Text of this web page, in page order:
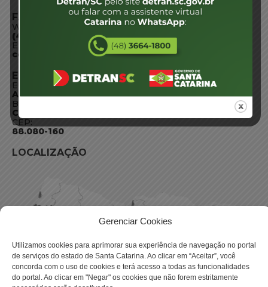
Gerenciar Cookies
Utilizamos cookies para aprimorar sua experiência de navegação no portal
de serviços do estado de Santa Catarina. Ao clicar em “Aceitar”, você
concorda com o uso de cookies e terá acesso a todas as funcionalidades
do portal. Ao clicar em "Negar" os cookies que não forem estritamente
FALE CONOSCO
WhatsApp:
(48) 3664-1800
E-mail:
centraldeinformacoes@detran.sc.gov.br
ENDEREÇO
Endereço:
Av. Almirante Tamandaré - 480
Bairro:
Coqueiros, Florianópolis SC
CEP:
88.080-160
LOCALIZAÇÃO